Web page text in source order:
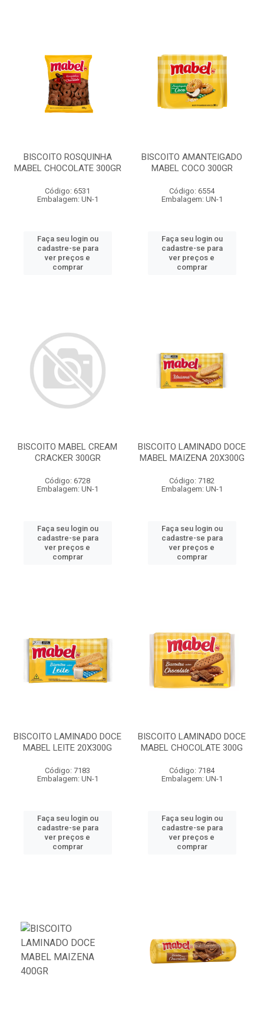
BISCOITO ROSQUINHA
MABEL CHOCOLATE 300GR
Código: 6531
Embalagem: UN-1
Faça seu login ou
cadastre-se para
ver preços e
comprar
BISCOITO AMANTEIGADO
MABEL COCO 300GR
Código: 6554
Embalagem: UN-1
Faça seu login ou
cadastre-se para
ver preços e
comprar
BISCOITO MABEL CREAM
CRACKER 300GR
Código: 6728
Embalagem: UN-1
Faça seu login ou
cadastre-se para
ver preços e
comprar
BISCOITO LAMINADO DOCE
MABEL MAIZENA 20X300G
Código: 7182
Embalagem: UN-1
Faça seu login ou
cadastre-se para
ver preços e
comprar
BISCOITO LAMINADO DOCE
MABEL LEITE 20X300G
Código: 7183
Embalagem: UN-1
Faça seu login ou
cadastre-se para
ver preços e
comprar
BISCOITO LAMINADO DOCE
MABEL CHOCOLATE 300G
Código: 7184
Embalagem: UN-1
Faça seu login ou
cadastre-se para
ver preços e
comprar